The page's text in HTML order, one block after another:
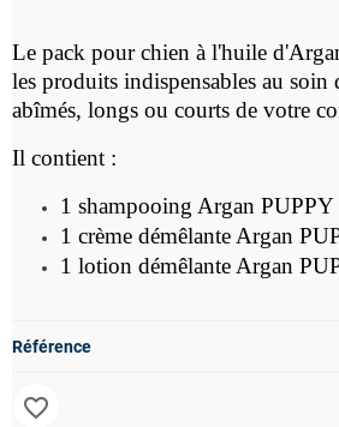
Le pack pour chien à l'huile
les produits indispensables au soin
abîmés, longs ou courts de votre
Il contient :
1 shampooing Argan
1 crème démêlante Argan
1 lotion démêlante Argan
Référence
favorite_border